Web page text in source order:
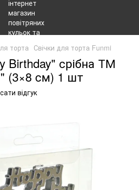
торта Свічки для торта Funmi
Birthday" срібна ТМ
(3×8 см) 1 шт
відгук